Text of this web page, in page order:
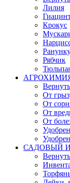
Лилия
Крокус
Рябчик
От
От
От
От
САДОВЫЙ